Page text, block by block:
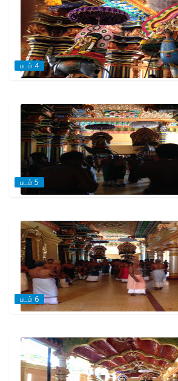
படம் 4
படம் 5
படம் 6